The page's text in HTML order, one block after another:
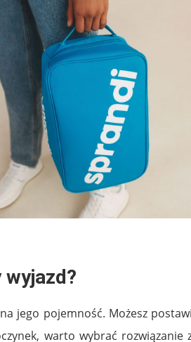
jego pojemność. Możesz
warto wybrać rozwiązanie